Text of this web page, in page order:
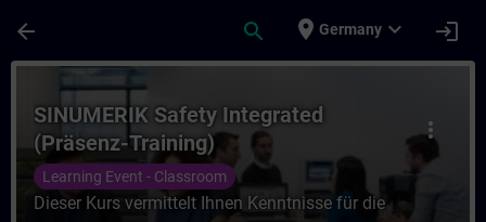
arrow_back search place Germany expand_more login
Kurs - SINUMERIK Safety Integrated
more_vert
SINUMERIK Safety Integrated
(Präsenz-Training)
Learning Event - Classroom
Dieser Kurs vermittelt Ihnen Kenntnisse für die